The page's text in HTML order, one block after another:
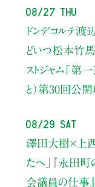
08/27 Thu
ドンデコルテ
どいつ松本竹馬
ストジャム「第一
と） 第30回公
08/29 Sat
澤田大樹×上
たへ」
『永田町
会議員の仕事』